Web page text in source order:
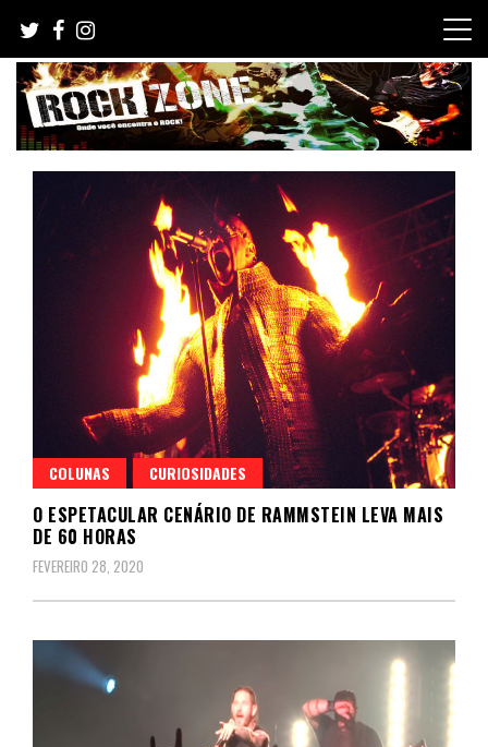
content
COLUNAS CURIOSIDADES
O ESPETACULAR CENÁRIO DE RAMMSTEIN LEVA MAIS
DE 60 HORAS
FEVEREIRO 28, 2020